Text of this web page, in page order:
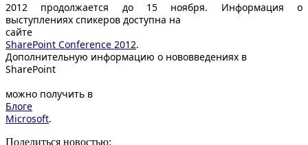
2012 продолжается до 15 ноября. Информация о
выступлениях спикеров доступна на
сайте
SharePoint Conference 2012.
Дополнительную информацию о нововведениях в
SharePoint
можно получить в
Блоге
Microsoft.
Поделиться новостью: